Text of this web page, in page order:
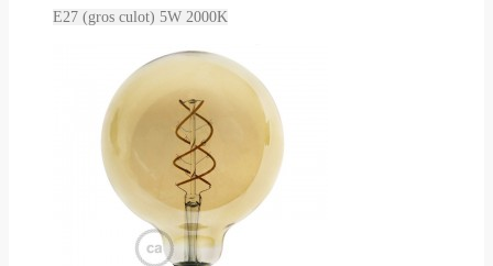
E27 (gros culot) 5W 2000K